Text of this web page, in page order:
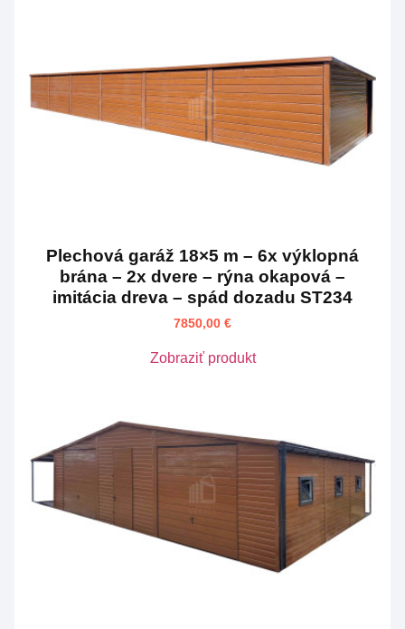
Plechová garáž 18×5 m – 6x výklopná
brána – 2x dvere – rýna okapová –
imitácia dreva – spád dozadu ST234
7850,00 €
Zobraziť produkt